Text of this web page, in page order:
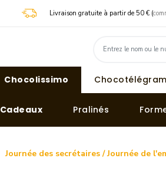
Livraison gratuite à partir de 50 € (
Chocolissimo
Cadeaux Pralinés
Journée des secrétaires / Journée de